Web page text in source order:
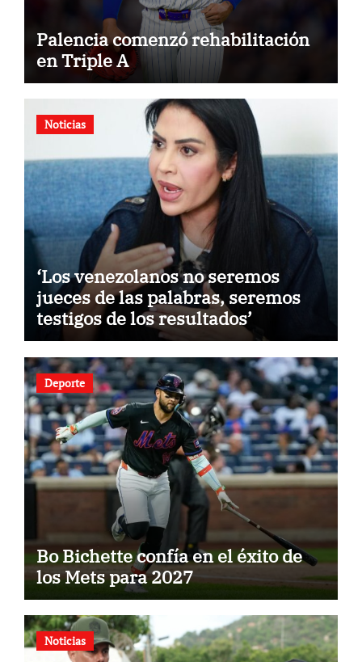
Palencia comenzó rehabilitación
en Triple A
Noticias
‘Los venezolanos no seremos
jueces de las palabras, seremos
testigos de los resultados’
Deporte
Bo Bichette confía en el éxito de
los Mets para 2027
Noticias